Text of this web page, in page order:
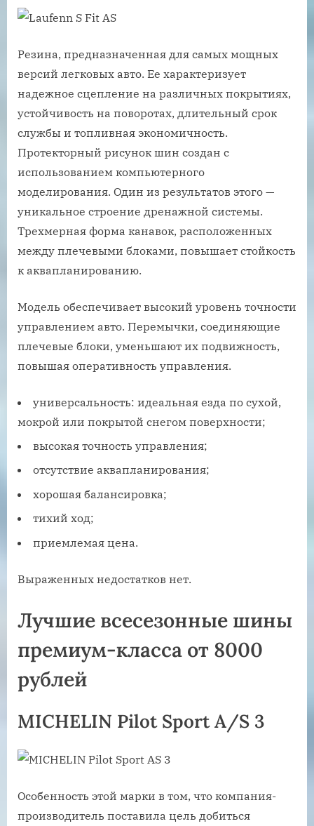
Резина, предназначенная для самых мощных
версий легковых авто. Ее характеризует
надежное сцепление на различных покрытиях,
устойчивость на поворотах, длительный срок
службы и топливная экономичность.
Протекторный рисунок шин создан с
использованием компьютерного
моделирования. Один из результатов этого —
уникальное строение дренажной системы.
Трехмерная форма канавок, расположенных
между плечевыми блоками, повышает стойкость
к аквапланированию.
Модель обеспечивает высокий уровень точности
управлением авто. Перемычки, соединяющие
плечевые блоки, уменьшают их подвижность,
повышая оперативность управления.
универсальность: идеальная езда по сухой,
мокрой или покрытой снегом поверхности;
высокая точность управления;
отсутствие аквапланирования;
хорошая балансировка;
тихий ход;
приемлемая цена.
Выраженных недостатков нет.
Лучшие всесезонные шины
премиум-класса от 8000
рублей
MICHELIN Pilot Sport A/S 3
Особенность этой марки в том, что компания-
производитель поставила цель добиться